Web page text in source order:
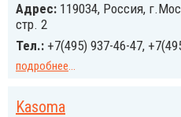
Адрес: 119034, Россия,
стр. 2
Тел.: +7(495) 937-46-47,
подробнее...
Kasoma